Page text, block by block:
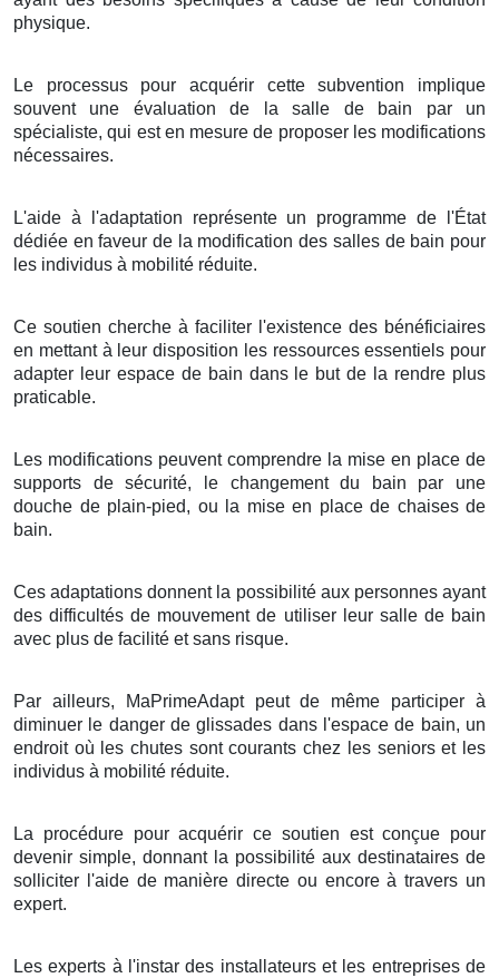
physique.
Le processus pour acquérir cette subvention implique
souvent une évaluation de la salle de bain par un
spécialiste, qui est en mesure de proposer les modifications
nécessaires.
L'aide à l'adaptation représente un programme de l'État
dédiée en faveur de la modification des salles de bain pour
les individus à mobilité réduite.
Ce soutien cherche à faciliter l'existence des bénéficiaires
en mettant à leur disposition les ressources essentiels pour
adapter leur espace de bain dans le but de la rendre plus
praticable.
Les modifications peuvent comprendre la mise en place de
supports de sécurité, le changement du bain par une
douche de plain-pied, ou la mise en place de chaises de
bain.
Ces adaptations donnent la possibilité aux personnes ayant
des difficultés de mouvement de utiliser leur salle de bain
avec plus de facilité et sans risque.
Par ailleurs, MaPrimeAdapt peut de même participer à
diminuer le danger de glissades dans l'espace de bain, un
endroit où les chutes sont courants chez les seniors et les
individus à mobilité réduite.
La procédure pour acquérir ce soutien est conçue pour
devenir simple, donnant la possibilité aux destinataires de
solliciter l'aide de manière directe ou encore à travers un
expert.
Les experts à l'instar des installateurs et les entreprises de